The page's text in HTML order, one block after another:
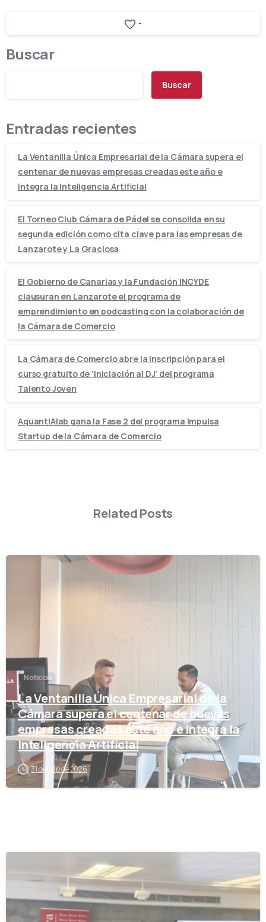
-
Buscar
Buscar
Entradas recientes
La Ventanilla Única Empresarial de la Cámara supera el
centenar de nuevas empresas creadas este año e
integra la Inteligencia Artificial
El Torneo Club Cámara de Pádel se consolida en su
segunda edición como cita clave para las empresas de
Lanzarote y La Graciosa
El Gobierno de Canarias y la Fundación INCYDE
clausuran en Lanzarote el programa de
emprendimiento en podcasting con la colaboración de
la Cámara de Comercio
La Cámara de Comercio abre la inscripción para el
curso gratuito de ‘Iniciación al DJ’ del programa
Talento Joven
AquantIAlab gana la Fase 2 del programa Impulsa
Startup de la Cámara de Comercio
Related Posts
Noticias
La Ventanilla Única Empresarial de la
Cámara supera el centenar de nuevas
empresas creadas este año e integra la
Inteligencia Artificial
31 de julio de 2026